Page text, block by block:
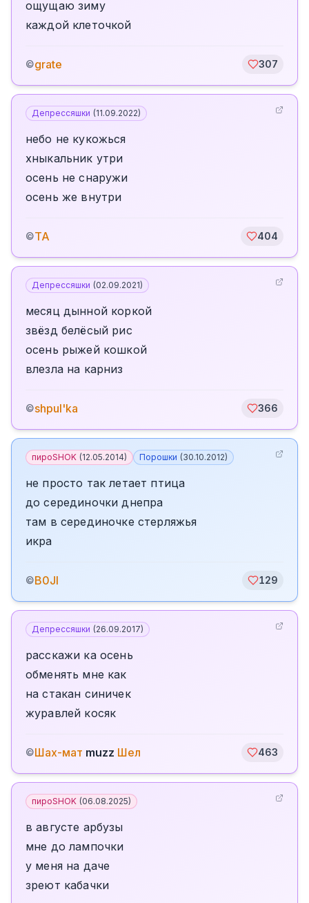
ощущаю зиму
каждой клеточкой
©grate 307
Депрессяшки (11.09.2022)
небо не кукожься
хныкальник утри
осень не снаружи
осень же внутри
©TA 404
Депрессяшки (02.09.2021)
месяц дынной коркой
звёзд белёсый рис
осень рыжей кошкой
влезла на карниз
©shpul'ka 366
пироSHOK (12.05.2014) Порошки (30.10.2012)
не просто так летает птица
до серединочки днепра
там в серединочке стерляжья
икра
©B0JI 129
Депрессяшки (26.09.2017)
расскажи ка осень
обменять мне как
на стакан синичек
журавлей косяк
©Шах-мат muzz Шел 463
пироSHOK (06.08.2025)
в августе арбузы
мне до лампочки
у меня на даче
зреют кабачки